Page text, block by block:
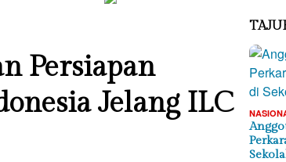
Persiapan
Jelang ILC